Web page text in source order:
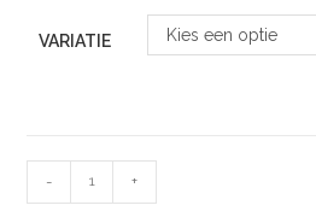
VARIATIE Kies een optie
- +